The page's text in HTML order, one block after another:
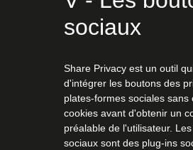
sociaux
Share Privacy est un outil
d'intégrer les boutons des
plates-formes sociales sans
cookies avant d'obtenir un
préalable de l'utilisateur.
sociaux sont des plug-ins